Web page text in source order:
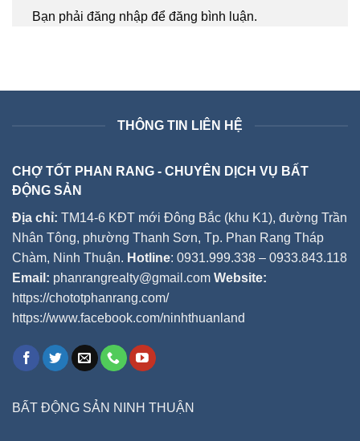
Bạn phải đăng nhập để đăng bình luận.
THÔNG TIN LIÊN HỆ
CHỢ TỐT PHAN RANG - CHUYÊN DỊCH VỤ BẤT
ĐỘNG SẢN
Địa chỉ: TM14-6 KĐT mới Đông Bắc (khu K1), đường Trần
Nhân Tông, phường Thanh Sơn, Tp. Phan Rang Tháp
Chàm, Ninh Thuận. Hotline: 0931.999.338 – 0933.843.118
Email: phanrangrealty@gmail.com Website:
https://chototphanrang.com/
https://www.facebook.com/ninhthuanland
BẤT ĐỘNG SẢN NINH THUẬN